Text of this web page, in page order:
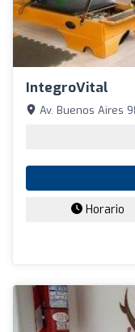
IntegroVital
Av. Buenos Aires
Horario